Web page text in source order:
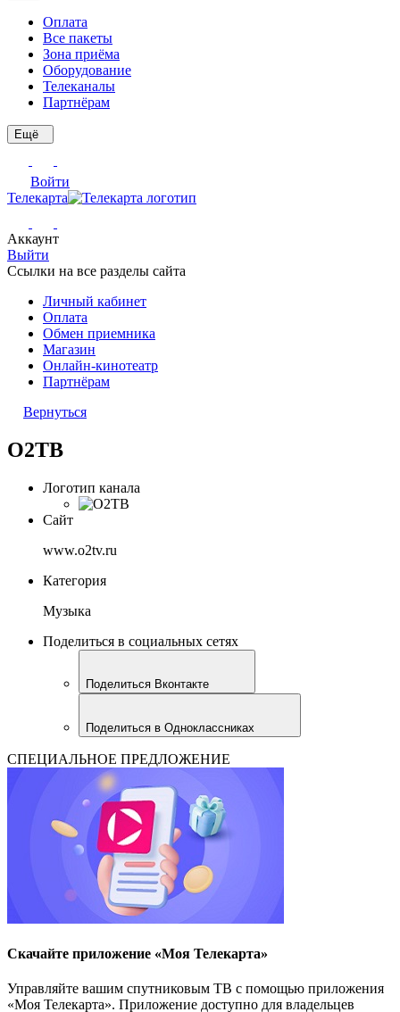
Оплата
Все пакеты
Зона приёма
Оборудование
Телеканалы
Партнёрам
Ещё
Войти
Телекарта
Аккаунт
Выйти
Ссылки на все разделы сайта
Личный кабинет
Оплата
Обмен приемника
Магазин
Онлайн-кинотеатр
Партнёрам
Вернуться
О2ТВ
Логотип канала
Сайт
www.o2tv.ru
Категория
Музыка
Поделиться в социальных сетях
Поделиться Вконтакте
Поделиться в Одноклассниках
СПЕЦИАЛЬНОЕ ПРЕДЛОЖЕНИЕ
Скачайте приложение «Моя Телекарта»
Управляйте вашим спутниковым ТВ с помощью приложения
«Моя Телекарта». Приложение доступно для владельцев